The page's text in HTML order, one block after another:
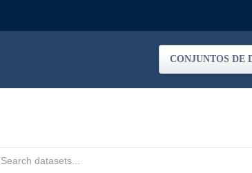
CONJUNTOS DE